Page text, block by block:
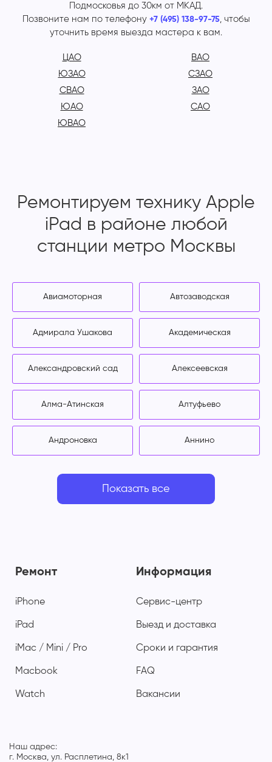
Подмосковья до 30км от МКАД.
Позвоните нам по телефону +7 (495) 138-97-75, чтобы
уточнить время выезда мастера к вам.
ЦАО
ЮЗАО
СВАО
ЮАО
ЮВАО
ВАО
СЗАО
ЗАО
САО
Ремонтируем технику Apple
iPad в районе любой
станции метро Москвы
Авиамоторная Автозаводская
Адмирала Ушакова Академическая
Александровский сад Алексеевская
Алма-Атинская Алтуфьево
Андроновка Аннино
Показать все
Ремонт
iPhone
iPad
iMac / Mini / Pro
Macbook
Watch
Информация
Сервис-центр
Выезд и доставка
Сроки и гарантия
FAQ
Вакансии
Наш адрес:
г. Москва, ул. Расплетина, 8к1